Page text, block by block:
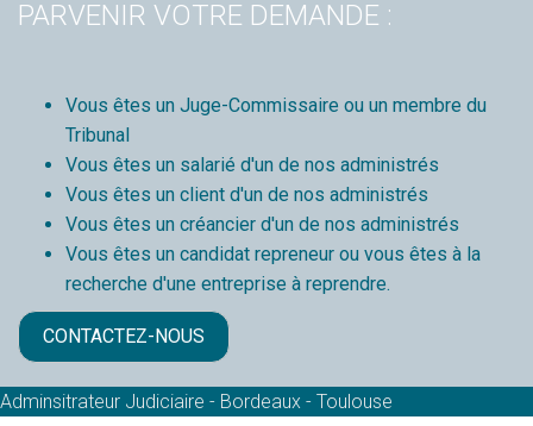
PARVENIR VOTRE DEMANDE :
Vous êtes un Juge-Commissaire ou un membre du
Tribunal
Vous êtes un salarié d'un de nos administrés
Vous êtes un client d'un de nos administrés
Vous êtes un créancier d'un de nos administrés
Vous êtes un candidat repreneur ou vous êtes à la
recherche d'une entreprise à reprendre.
CONTACTEZ-NOUS
Adminsitrateur Judiciaire - Bordeaux - Toulouse